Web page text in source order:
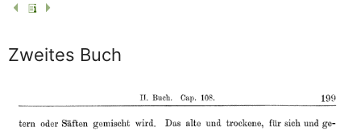
Zweites Buch